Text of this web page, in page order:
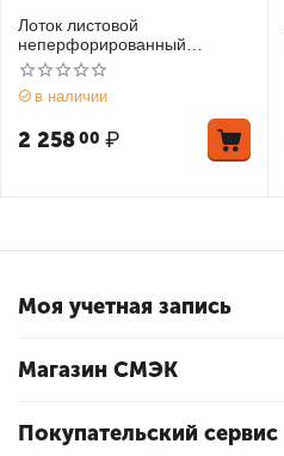
Лоток листовой
неперфорированный
100х300 L3000 1мм EKF
L10030000-1
в наличии
2 25800 ₽
Моя учетная запись
Магазин СМЭК
Покупательский сервис